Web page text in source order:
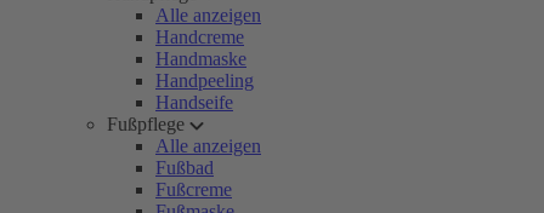
Alle anzeigen
Handcreme
Handmaske
Handpeeling
Handseife
Fußpflege
Alle anzeigen
Fußbad
Fußcreme